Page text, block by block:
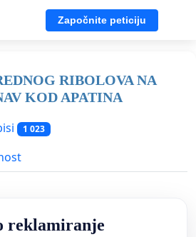
Započnite peticiju
RIBOLOVA NA
KOD APATINA
1 023
reklamiranje